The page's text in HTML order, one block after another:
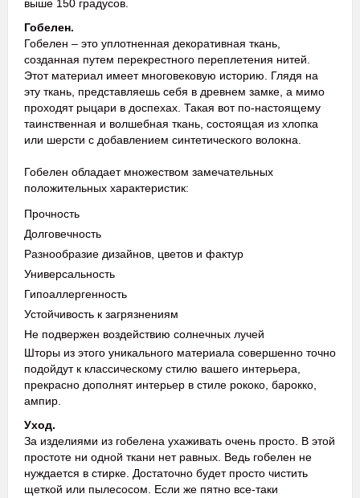
выше 150 градусов.
Гобелен.
Гобелен – это уплотненная декоративная ткань,
созданная путем перекрестного переплетения нитей.
Этот материал имеет многовековую историю. Глядя на
эту ткань, представляешь себя в древнем замке, а мимо
проходят рыцари в доспехах. Такая вот по-настоящему
таинственная и волшебная ткань, состоящая из хлопка
или шерсти с добавлением синтетического волокна.
Гобелен обладает множеством замечательных
положительных характеристик:
Прочность
Долговечность
Разнообразие дизайнов, цветов и фактур
Универсальность
Гипоаллергенность
Устойчивость к загрязнениям
Не подвержен воздействию солнечных лучей
Шторы из этого уникального материала совершенно точно
подойдут к классическому стилю вашего интерьера,
прекрасно дополнят интерьер в стиле рококо, барокко,
ампир.
Уход.
За изделиями из гобелена ухаживать очень просто. В этой
простоте ни одной ткани нет равных. Ведь гобелен не
нуждается в стирке. Достаточно будет просто чистить
щеткой или пылесосом. Если же пятно все-таки